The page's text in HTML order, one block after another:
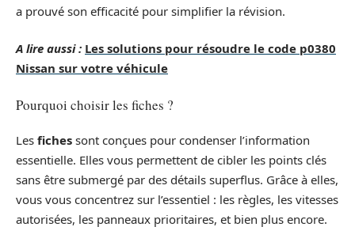
a prouvé son efficacité pour simplifier la révision.
A lire aussi : Les solutions pour résoudre le code p0380
Nissan sur votre véhicule
Pourquoi choisir les fiches ?
Les fiches sont conçues pour condenser l’information
essentielle. Elles vous permettent de cibler les points clés
sans être submergé par des détails superflus. Grâce à elles,
vous vous concentrez sur l’essentiel : les règles, les vitesses
autorisées, les panneaux prioritaires, et bien plus encore.